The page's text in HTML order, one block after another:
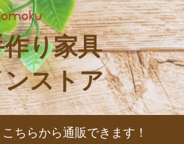
り家具
ストア
こちらから通販できます！